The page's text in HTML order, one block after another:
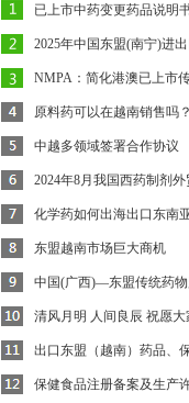
已上市中药变更药品说明
资料撰写要求
2025年中国东盟(南宁)进
月将在南宁举行
NMPA：简化港澳已上市
册审批（征求意见）
原料药可以在越南销售吗？
中越多领域签署合作协议
2024年8月我国西药制剂
化学药如何出海出口东南
东盟越南市场巨大商机
中国(广西)—东盟传统药
讨会举行清风月明 人间良辰 祝愿
出口东盟（越南）药品、
保健食品注册备案及生产